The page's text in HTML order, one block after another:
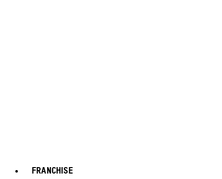
FRANCHISE